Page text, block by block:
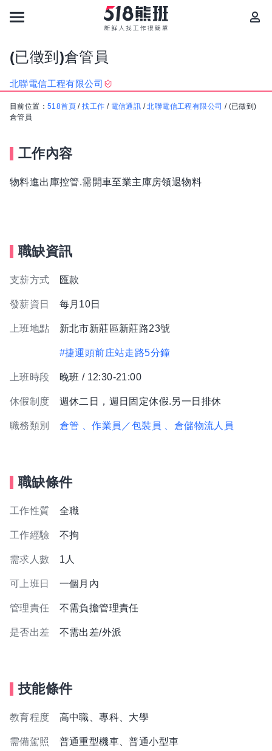
(已徵到)倉管員
北聯電信工程有限公司
目前位置： 518首頁 /找工作 / 電信通訊 /北聯電信工程有限公司 / (已徵到)
倉管員
工作內容
物料進出庫控管.需開車至業主庫房領退物料
職缺資訊
支薪方式 匯款
發薪資日 每月10日
上班地點 新北市新莊區新莊路23號
#捷運頭前庄站走路5分鐘
上班時段 晚班 / 12:30-21:00
休假制度 週休二日，週日固定休假.另一日排休
職務類別 倉管 、作業員／包裝員 、倉儲物流人員
職缺條件
工作性質 全職
工作經驗 不拘
需求人數 1人
可上班日 一個月內
管理責任 不需負擔管理責任
是否出差 不需出差/外派
技能條件
教育程度 高中職、專科、大學
需備駕照 普通重型機車、普通小型車